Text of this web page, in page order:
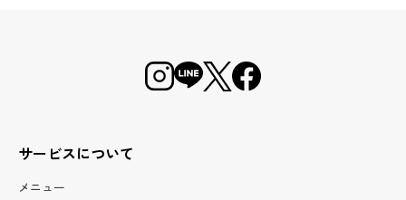
サービスについて
メニュー